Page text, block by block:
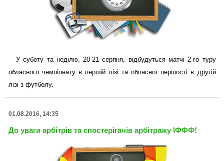
У суботу та неділю, 20-21 серпня, відбудуться матчі 2-го туру
обласного чемпіонату в першій лізі та обласної першості в другій
лізі з футболу.
01.08.2016, 14:35
До уваги арбітрів та спостерігачів арбітражу ІФФФ!